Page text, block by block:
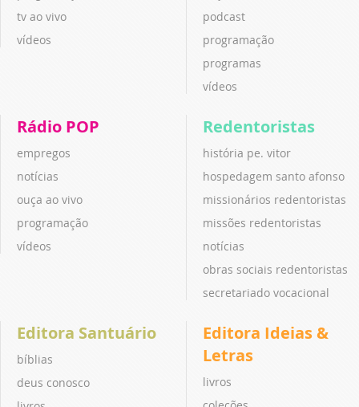
tv ao vivo
vídeos
podcast
programação
programas
vídeos
Rádio POP
empregos
notícias
ouça ao vivo
programação
vídeos
Redentoristas
história pe. vitor
hospedagem santo afonso
missionários redentoristas
missões redentoristas
notícias
obras sociais redentoristas
secretariado vocacional
Editora Santuário
bíblias
deus conosco
Editora Ideias &
Letras
livros